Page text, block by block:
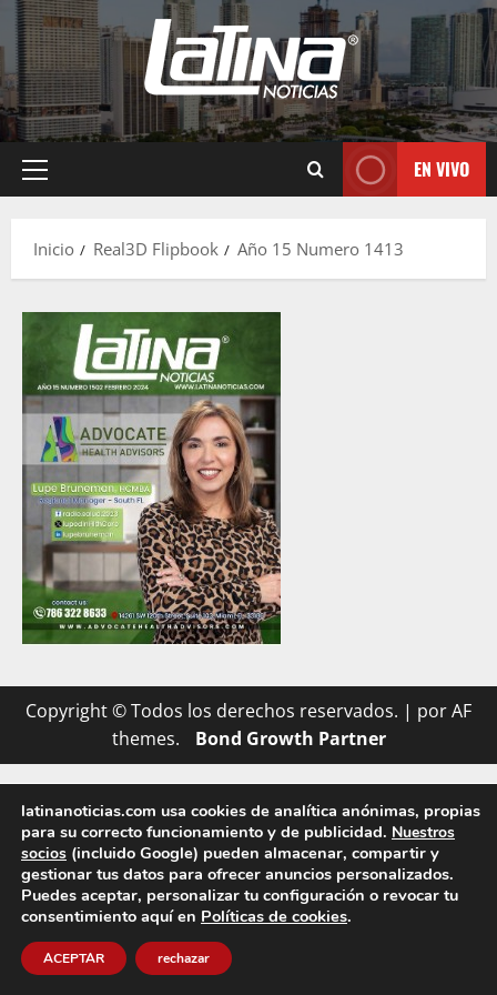
EN VIVO
Inicio Real3D Flipbook Año 15 Numero 1413
Copyright © Todos los derechos reservados. | por AF
themes.
latinanoticias.com usa cookies de analítica anónimas, propias
para su correcto funcionamiento y de publicidad. Nuestros
socios (incluido Google) pueden almacenar, compartir y
gestionar tus datos para ofrecer anuncios personalizados.
Puedes aceptar, personalizar tu configuración o revocar tu
consentimiento aquí en Políticas de cookies.
ACEPTAR rechazar